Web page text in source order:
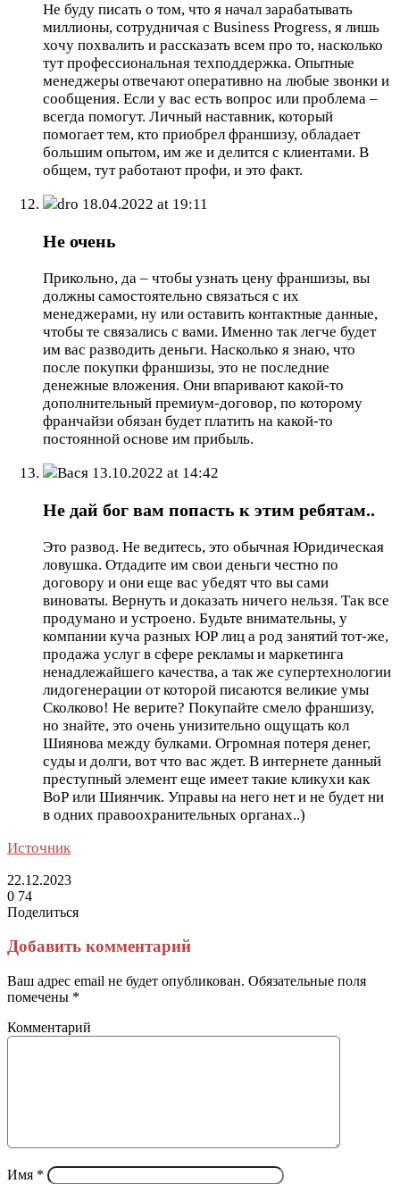
Не буду писать о том, что я начал зарабатывать
миллионы, сотрудничая с Business Progress, я лишь
хочу похвалить и рассказать всем про то, насколько
тут профессиональная техподдержка. Опытные
менеджеры отвечают оперативно на любые звонки и
сообщения. Если у вас есть вопрос или проблема –
всегда помогут. Личный наставник, который
помогает тем, кто приобрел франшизу, обладает
большим опытом, им же и делится с клиентами. В
общем, тут работают профи, и это факт.
dro 18.04.2022 at 19:11
Не очень
Прикольно, да – чтобы узнать цену франшизы, вы
должны самостоятельно связаться с их
менеджерами, ну или оставить контактные данные,
чтобы те связались с вами. Именно так легче будет
им вас разводить деньги. Насколько я знаю, что
после покупки франшизы, это не последние
денежные вложения. Они впаривают какой-то
дополнительный премиум-договор, по которому
франчайзи обязан будет платить на какой-то
постоянной основе им прибыль.
Вася 13.10.2022 at 14:42
Не дай бог вам попасть к этим ребятам..
Это развод. Не ведитесь, это обычная Юридическая
ловушка. Отдадите им свои деньги честно по
договору и они еще вас убедят что вы сами
виноваты. Вернуть и доказать ничего нельзя. Так все
продумано и устроено. Будьте внимательны, у
компании куча разных ЮР лиц а род занятий тот-же,
продажа услуг в сфере рекламы и маркетинга
ненадлежайшего качества, а так же супертехнологии
лидогенерации от которой писаются великие умы
Сколково! Не верите? Покупайте смело франшизу,
но знайте, это очень унизительно ощущать кол
Шиянова между булками. Огромная потеря денег,
суды и долги, вот что вас ждет. В интернете данный
преступный элемент еще имеет такие кликухи как
ВоР или Шиянчик. Управы на него нет и не будет ни
в одних правоохранительных органах..)
Источник
22.12.2023
0 74
Поделиться
через
электронную
почту
Добавить комментарий
Ваш адрес email не будет опубликован. Обязательные поля
помечены *
Комментарий
Имя *